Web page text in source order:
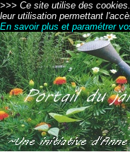
>>> Ce site utilise des
leur utilisation permettant
En savoir plus et paramétrer